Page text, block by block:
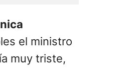
el ministro
muy triste,